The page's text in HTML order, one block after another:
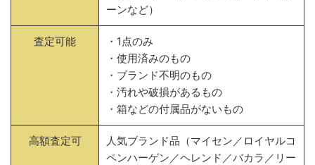
ーンなど）
査定可能
・1点のみ
・使用済みのもの
・ブランド不明のもの
・汚れや破損があるもの
・箱などの付属品がないもの
高額査定可
人気ブランド品（マイセン／ロイヤルコ
ペンハーゲン／ヘレンド／バカラ／リー